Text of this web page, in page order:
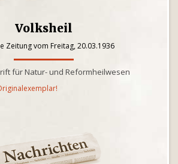
Volksheil
Zeitung vom Freitag, 20.03.1936
für Natur- und Reformheilwesen